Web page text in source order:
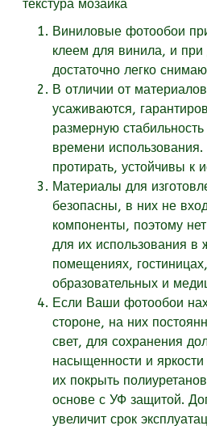
Виниловые фотообои
клеем для винила, и
достаточно легко
В отличии от
усаживаются,
размерную
времени
протирать, устойчивы к
Материалы для
безопасны, в них не
компоненты, поэтому
для их использования
помещениях,
образовательных и
Если Ваши фотообои
стороне, на них
свет, для сохранения
насыщенности и
их покрыть
основе с УФ защитой.
увеличит срок